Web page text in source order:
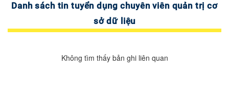
Danh sách tin tuyển dụng chuyên viên quản trị cơ
sở dữ liệu
Không tìm thấy bản ghi liên quan